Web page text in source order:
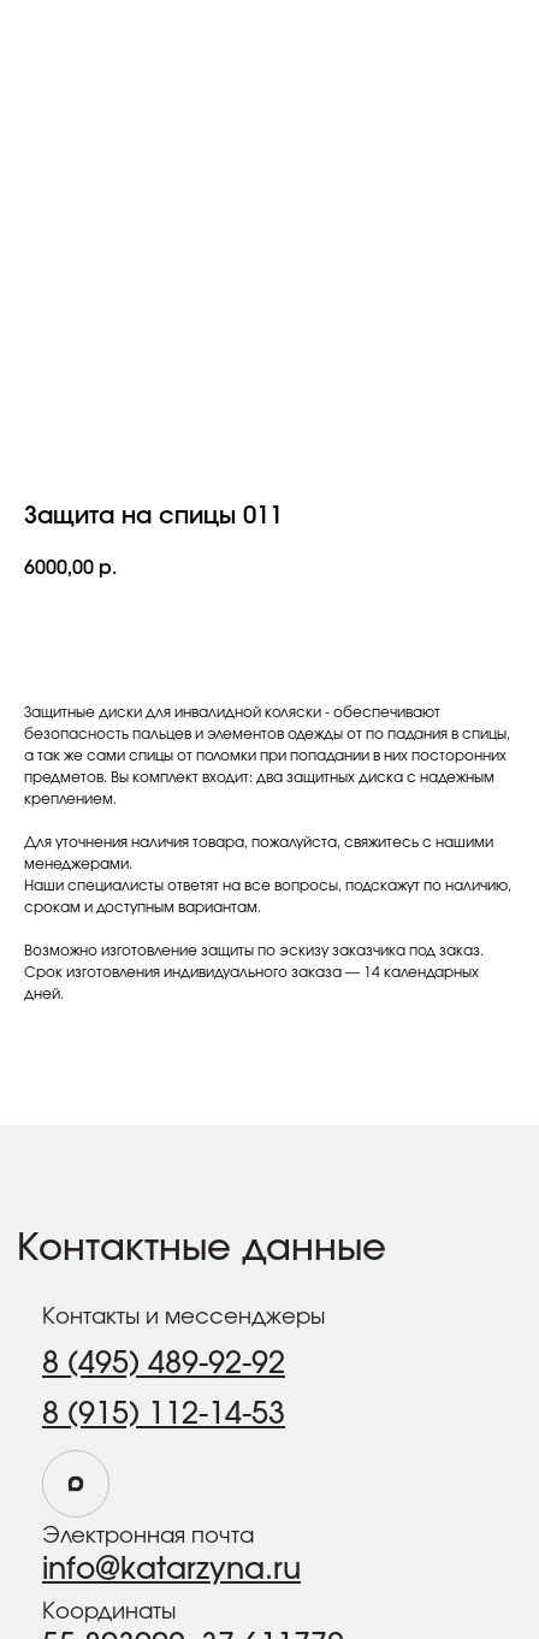
Защита на спицы 011
6000,00 р.
Защитные диски для инвалидной коляски - обеспечивают
безопасность пальцев и элементов одежды от по падания в спицы,
а так же сами спицы от поломки при попадании в них посторонних
предметов. Вы комплект входит: два защитных диска с надежным
креплением.
Для уточнения наличия товара, пожалуйста, свяжитесь с нашими
менеджерами.
Наши специалисты ответят на все вопросы, подскажут по наличию,
срокам и доступным вариантам.
Возможно изготовление защиты по эскизу заказчика под заказ.
Срок изготовления индивидуального заказа — 14 календарных
дней.
Контактные данные
8 (495) 489-92-92
127560, Россия, Москва,
ул. Конёнкова, дом 14,